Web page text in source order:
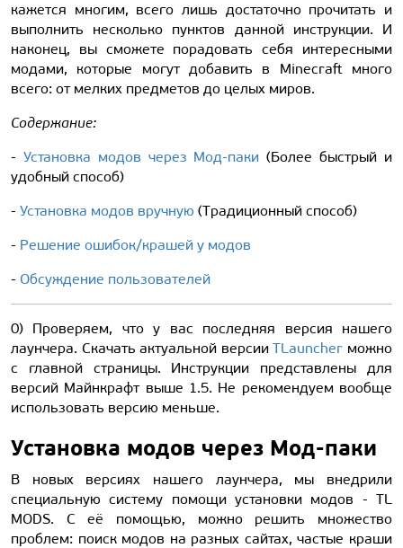
кажется многим, всего лишь достаточно прочитать и
выполнить несколько пунктов данной инструкции. И
наконец, вы сможете порадовать себя интересными
модами, которые могут добавить в Minecraft много
всего: от мелких предметов до целых миров.
Содержание:
- Установка модов через Мод-паки (Более быстрый и
удобный способ)
- Установка модов вручную (Традиционный способ)
- Решение ошибок/крашей у модов
- Обсуждение пользователей
0) Проверяем, что у вас последняя версия нашего
лаунчера. Скачать актуальной версииTLauncher можно
с главной страницы. Инструкции представлены для
версий Майнкрафт выше 1.5. Не рекомендуем вообще
использовать версию меньше.
Установка модов через Мод-паки
В новых версиях нашего лаунчера, мы внедрили
специальную систему помощи установки модов - TL
MODS. С её помощью, можно решить множество
проблем: поиск модов на разных сайтах, частые краши